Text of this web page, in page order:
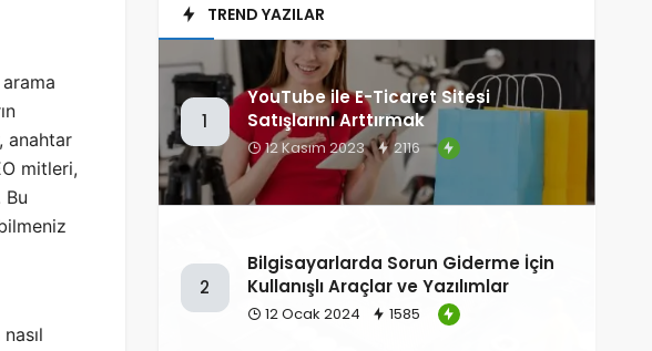
anahtar
mitleri,
Bu
TREND YAZILAR
1
YouTube ile E-Ticaret Sitesi
Satışlarını Arttırmak
12 Kasım 2023 2116
2
Bilgisayarlarda Sorun Giderme İçin
Kullanışlı Araçlar ve Yazılımlar
12 Ocak 2024 1585